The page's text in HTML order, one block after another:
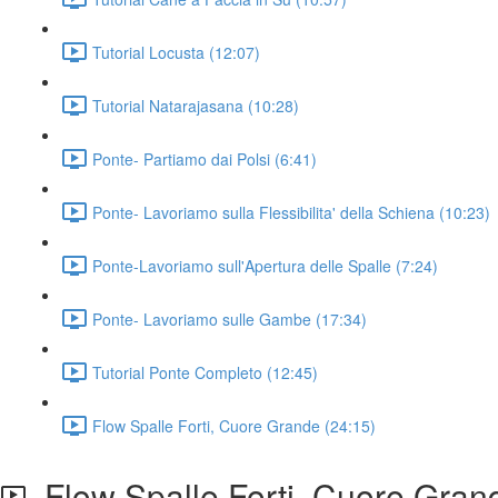
Tutorial Locusta (12:07)
Tutorial Natarajasana (10:28)
Ponte- Partiamo dai Polsi (6:41)
Ponte- Lavoriamo sulla Flessibilita' della Schiena (10:23)
Ponte-Lavoriamo sull'Apertura delle Spalle (7:24)
Ponte- Lavoriamo sulle Gambe (17:34)
Tutorial Ponte Completo (12:45)
Flow Spalle Forti, Cuore Grande (24:15)